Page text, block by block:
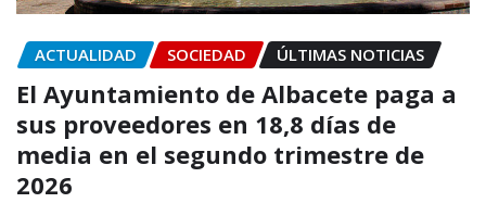
ACTUALIDAD SOCIEDAD ÚLTIMAS NOTICIAS
El Ayuntamiento de Albacete paga a
sus proveedores en 18,8 días de
media en el segundo trimestre de
2026